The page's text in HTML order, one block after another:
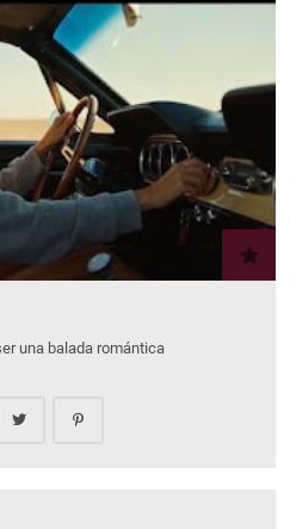
una balada romántica